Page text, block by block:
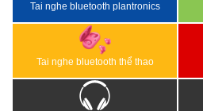
Tai nghe bluetooth plantronics
Tai nghe bluetooth thể thao